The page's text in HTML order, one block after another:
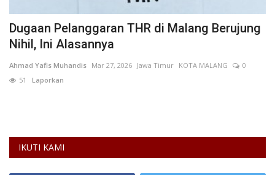
Dugaan Pelanggaran THR di Malang Berujung
Nihil, Ini Alasannya
Ahmad Yafis Muhandis Mar 27, 2026 Jawa Timur KOTA MALANG
0
51
Laporkan
IKUTI KAMI